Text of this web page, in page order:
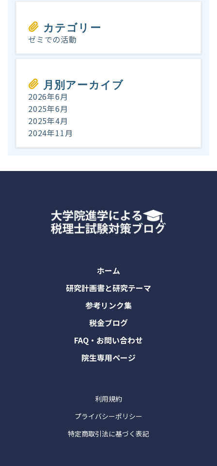
カテゴリー
ゼミでの活動
月別アーカイブ
2026年6月
2025年6月
2025年4月
2024年11月
ホーム
研究計画書と研究テーマ
参考リンク集
税金ブログ
FAQ・お問い合わせ
院生専用ページ
利用規約
プライバシーポリシー
特定商取引法に基づく表記